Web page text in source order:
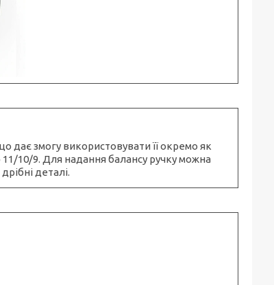
дає змогу використовувати її окремо як
10/9. Для надання балансу ручку можна
деталі.